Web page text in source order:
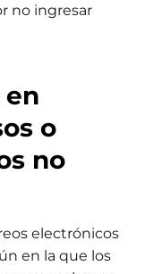
no ingresar
o
no
electrónicos
en la que los